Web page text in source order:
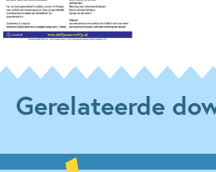
Gerelateerde